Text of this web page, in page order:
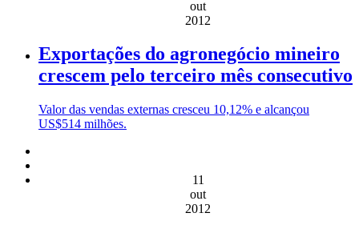
out
2012
Exportações do agronegócio mineiro
crescem pelo terceiro mês consecutivo
Valor das vendas externas cresceu 10,12% e alcançou
US$514 milhões.
11
out
2012